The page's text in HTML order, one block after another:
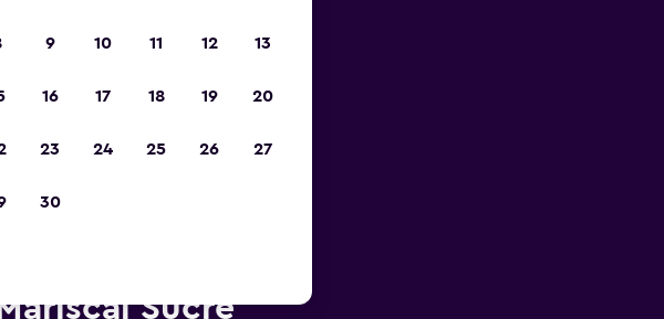
Sucre
9 10 11 12 13
16 17 18 19 20
23 24 25 26 27
30